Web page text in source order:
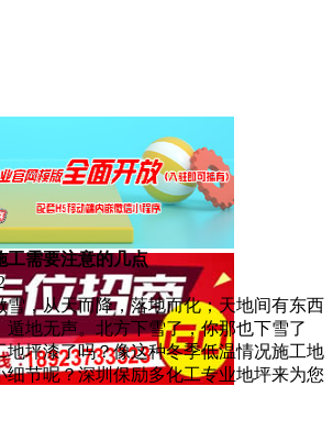
工需要注意的几点
雪，从天而降，落地而化；天地间有东西
遁地无声。北方下雪了，你那也下雪了
地坪漆了吗？像这种冬季低温情况施工地
细节呢？深圳保励多化工专业地坪来为您